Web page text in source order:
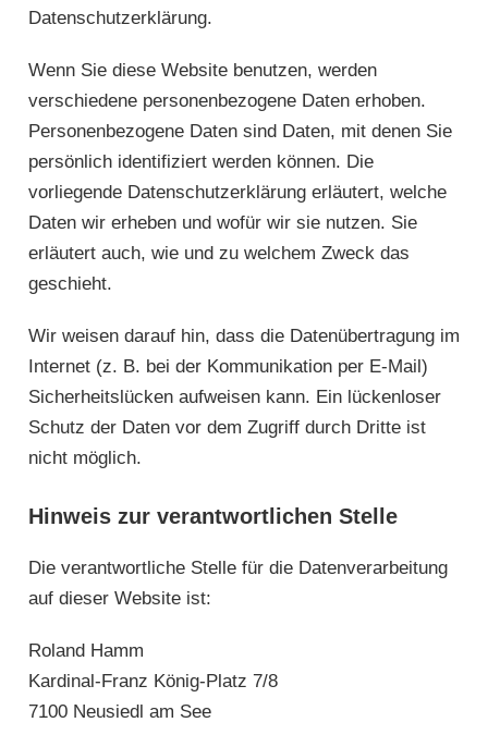
Datenschutzerklärung.
Wenn Sie diese Website benutzen, werden
verschiedene personenbezogene Daten erhoben.
Personenbezogene Daten sind Daten, mit denen Sie
persönlich identifiziert werden können. Die
vorliegende Datenschutzerklärung erläutert, welche
Daten wir erheben und wofür wir sie nutzen. Sie
erläutert auch, wie und zu welchem Zweck das
geschieht.
Wir weisen darauf hin, dass die Datenübertragung im
Internet (z. B. bei der Kommunikation per E-Mail)
Sicherheitslücken aufweisen kann. Ein lückenloser
Schutz der Daten vor dem Zugriff durch Dritte ist
nicht möglich.
Hinweis zur verantwortlichen Stelle
Die verantwortliche Stelle für die Datenverarbeitung
auf dieser Website ist:
Roland Hamm
Kardinal-Franz König-Platz 7/8
7100 Neusiedl am See